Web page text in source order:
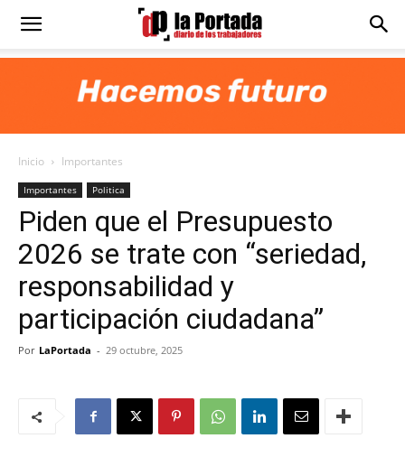
Diario
Portada
Inicio Importantes
Importantes Politica
Piden que el Presupuesto
2026 se trate con “seriedad,
responsabilidad y
participación ciudadana”
Por LaPortada - 29 octubre, 2025